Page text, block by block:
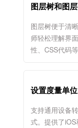
图层树和图
图层树便于清
师轻松理解界
性、CSS代码
设置度量单位
支持通用设备
式。提供了